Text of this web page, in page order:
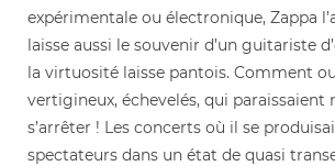
expérimentale ou électronique, Zappa
laisse aussi le souvenir d’un guitariste
la virtuosité laisse pantois. Comment
vertigineux, échevelés, qui paraissaient
s’arrêter ! Les concerts où il se
spectateurs dans un état de quasi